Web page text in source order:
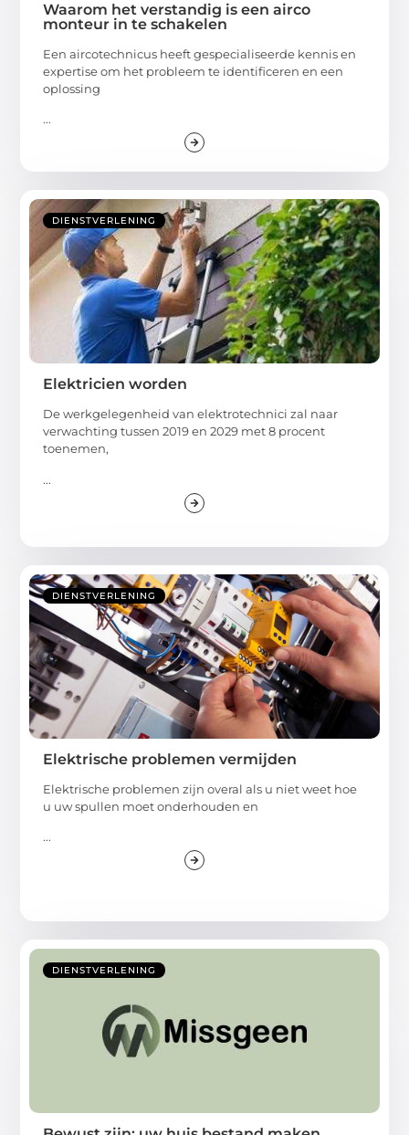
Waarom het verstandig is een airco
monteur in te schakelen
Een aircotechnicus heeft gespecialiseerde kennis en
expertise om het probleem te identificeren en een
oplossing
...
DIENSTVERLENING
Elektricien worden
De werkgelegenheid van elektrotechnici zal naar
verwachting tussen 2019 en 2029 met 8 procent
toenemen,
...
DIENSTVERLENING
Elektrische problemen vermijden
Elektrische problemen zijn overal als u niet weet hoe
u uw spullen moet onderhouden en
...
DIENSTVERLENING